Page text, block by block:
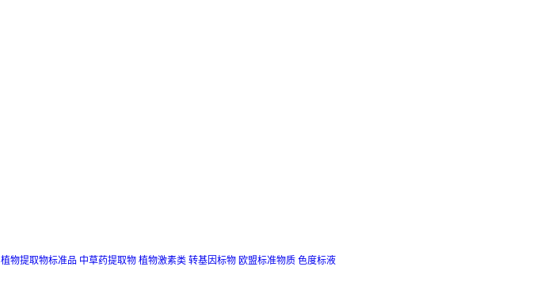
植物提取物标准品 中草药提取物 植物激素类 转基因标物 欧盟标准物质 色度标液